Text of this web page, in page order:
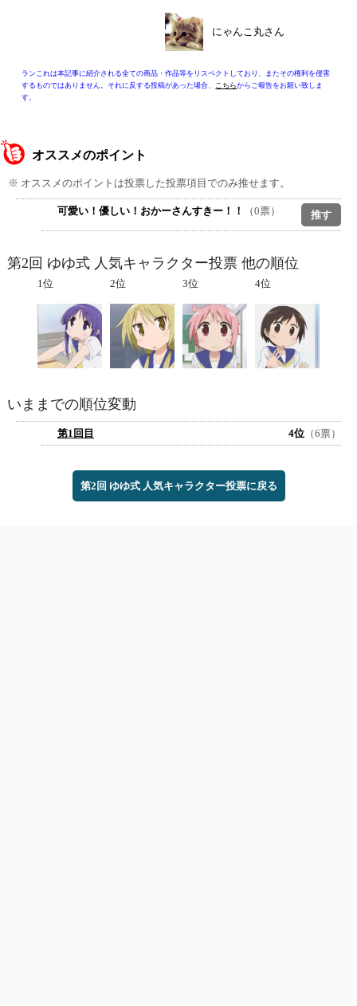
にゃんこ丸さん
ランこれは本記事に紹介される全ての商品・作品等をリスペクトしており、またその権利を侵害
するものではありません。それに反する投稿があった場合、 こちらからご報告をお願い致しま
す。
オススメのポイント
※ オススメのポイントは投票した投票項目でのみ推せます。
可愛い！優しい！おかーさんすきー！！ （0票）
第2回 ゆゆ式 人気キャラクター投票 他の順位
1位 2位 3位 4位
いままでの順位変動
第1回目 4位 （6票）
第2回 ゆゆ式 人気キャラクター投票に戻る